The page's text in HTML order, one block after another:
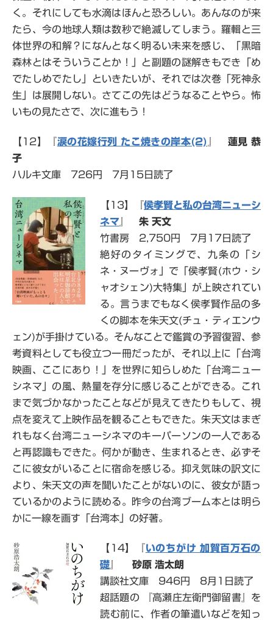
く。それにしても水滴はほんと恐ろしい。あんなのが来
たら、今の地球人類は数秒で絶滅してしまう。羅輯と三
体世界の和解？になんとなく明るい未来を感じ、「黒暗
森林とはそういうことか！」と副題の謎解きもでき「め
でたしめでたし」といきたいが、それでは次巻「死神永
生」は展開しない。さてこの先はどうなることやら。怖
いもの見たさで、次に進もう！
【12】『涙の花嫁行列 たこ焼きの岸本(2)
蓮見 恭
子
ハルキ文庫 726円 7月15日読了
【13】『侯孝賢と私の台湾ニューシ
ネマ
朱 天文
竹書房 2,750円 7月17日読了
絶好のタイミングで、九条の「シ
ネ・ヌーヴォ」で「侯孝賢(ホウ・シ
ャオシェン)大特集」が上映されてい
る。言うまでもなく侯孝賢作品の多
くの脚本を朱天文(チュ・ティエンウ
ェン)が手掛けている。そんなことで鑑賞の予習復習、参
考資料としても役立つ一冊だったが、それ以上に「台湾
映画、ここにあり！」を世界に知らしめた「台湾ニュー
シネマ」の風、熱量を存分に感じることができる。これ
まで気づかなかったことなどが見えてきたりもして、視
点を変えて上映作品を観ることもできた。朱天文はまぎ
れもなく台湾ニューシネマのキーパーソンの一人である
と再認識もできた。何かが動き、生まれるとき、必ずそ
こに彼女がいることに宿命を感じる。抑え気味の訳文に
より、朱天文の声を聞いたことがないのに、彼女が語っ
ているかのように読める。昨今の台湾ブーム本とは明ら
かに一線を画す「台湾本」の好著。
【14】『いのちがけ 加賀百万石の
礎
砂原 浩太朗
講談社文庫 946円 8月1日読了
超話題の 『高瀬庄左衛門御留書』を
読む前に、作者の筆遣いなどを知っ